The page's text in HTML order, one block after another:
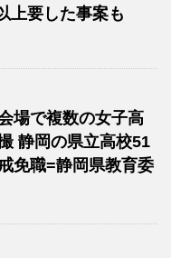
上要した事案も
場で複数の女子高
静岡の県立高校51
免職=静岡県教育委